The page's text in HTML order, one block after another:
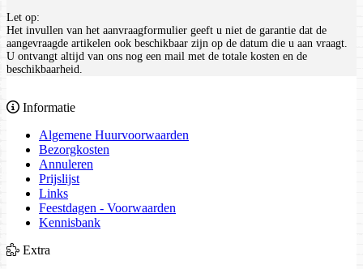
Let op:
Het invullen van het aanvraagformulier geeft u niet de garantie dat de
aangevraagde artikelen ook beschikbaar zijn op de datum die u aan vraagt.
U ontvangt altijd van ons nog een mail met de totale kosten en de
beschikbaarheid.
Informatie
Algemene Huurvoorwaarden
Bezorgkosten
Annuleren
Prijslijst
Links
Feestdagen - Voorwaarden
Kennisbank
Extra